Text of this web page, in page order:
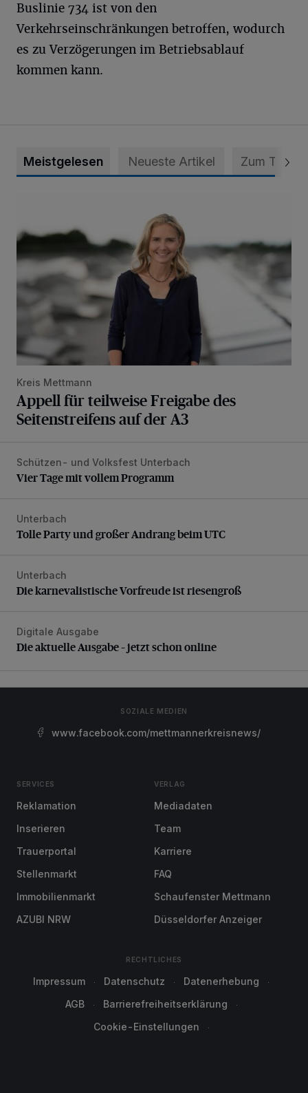
Buslinie 734 ist von den
Verkehrseinschränkungen betroffen, wodurch
es zu Verzögerungen im Betriebsablauf
kommen kann.
Meistgelesen Neueste Artikel Zum Thema
Kreis Mettmann
Appell für teilweise Freigabe des
Seitenstreifens auf der A3
Vier Tage mit vollem Programm
Schützen- und Volksfest Unterbach
Vier Tage mit vollem Programm
Tolle Party und großer Andrang beim UTC
Unterbach
Tolle Party und großer Andrang beim UTC
Die karnevalistische Vorfreude ist riesengroß
Unterbach
Die karnevalistische Vorfreude ist riesengroß
Die aktuelle Ausgabe – jetzt schon online
Digitale Ausgabe
Die aktuelle Ausgabe – jetzt schon online
SOZIALE MEDIEN
www.facebook.com/mettmannerkreisnews/
SERVICES
Reklamation
Inserieren
Trauerportal
Stellenmarkt
Immobilienmarkt
AZUBI NRW
VERLAG
Mediadaten
Team
Karriere
FAQ
Schaufenster Mettmann
Düsseldorfer Anzeiger
RECHTLICHES
Impressum Datenschutz
Datenerhebung
AGB
Barrierefreiheitserklärung
Cookie-Einstellungen